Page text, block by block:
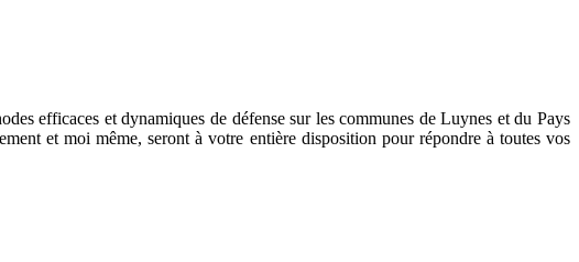
efficaces et dynamiques de défensesur les communes de Luynes et du Pays
et moi même, seront à votre entière disposition pour répondre à toutes vos